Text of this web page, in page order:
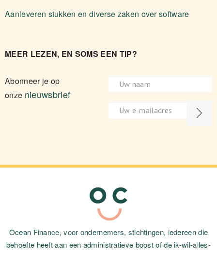
Aanleveren stukken en diverse zaken over software
MEER LEZEN, EN SOMS EEN TIP?
Abonneer je op
onze nieuwsbrief
Ocean Finance, voor ondernemers, stichtingen, iedereen die
behoefte heeft aan een administratieve boost of de ik-wil-alles-